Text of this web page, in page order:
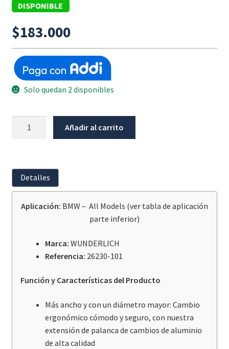
DISPONIBLE
$183.000
Solo quedan 2 disponibles
Plata
WUNDERLICH
aplicación)
Añadir al carrito
Detalles
Aplicación: BMW – All Models (ver tabla de aplicación
parte inferior)
Marca: WUNDERLICH
Referencia: 26230-101
Función y Características del Producto
Más ancho y con un diámetro mayor: Cambio
ergonómico cómodo y seguro, con nuestra
extensión de palanca de cambios de aluminio
de alta calidad